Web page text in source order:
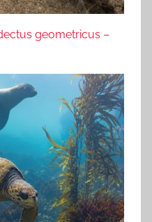
geometricus –